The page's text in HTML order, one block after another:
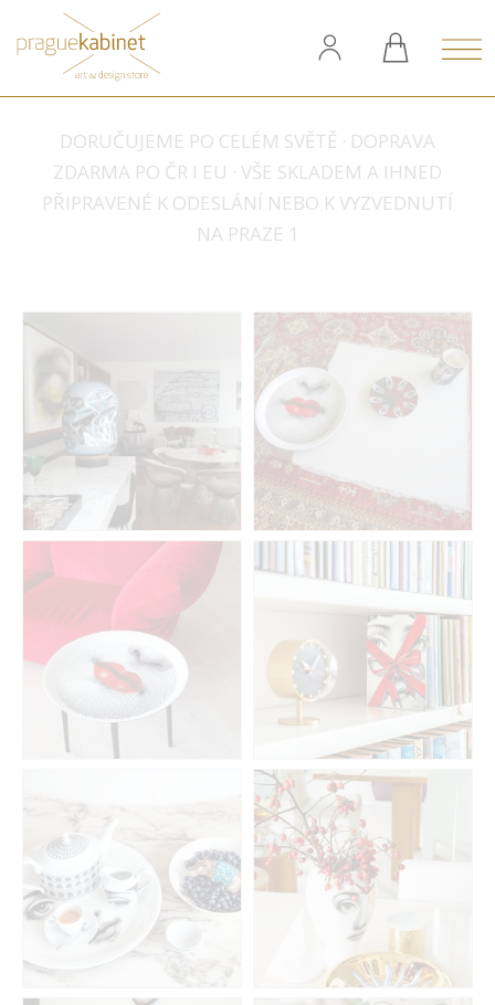
DORUČUJEME PO CELÉM SVĚTĚ · DOPRAVA
ZDARMA PO ČR I EU · VŠE SKLADEM A IHNED
PŘIPRAVENÉ K ODESLÁNÍ NEBO K VYZVEDNUTÍ
NA PRAZE 1
Arik Levy
Inspirace
Fornasetti
Fornasetti
Inspirace
Fornasetti
Inspirace
Fornasetti,
Nymphenburg
Inspirace
Fornasetti
Inspirace